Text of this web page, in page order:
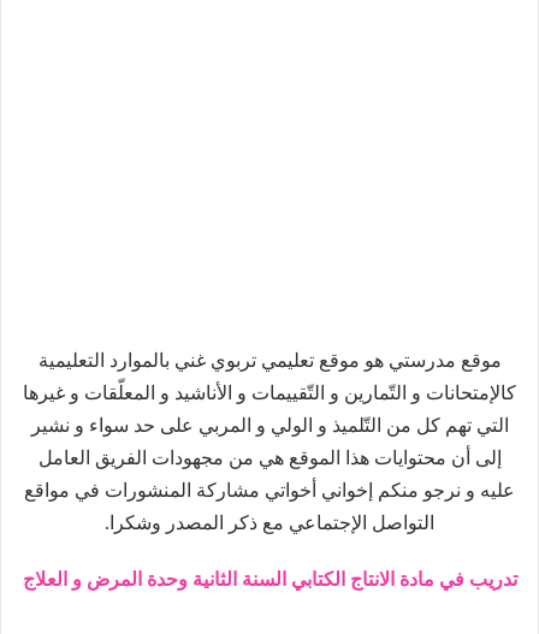
موقع مدرستي هو موقع تعليمي تربوي غني بالموارد التعليمية
كالإمتحانات و التّمارين و التّقييمات و الأناشيد و المعلّقات و غيرها
التي تهم كل من التّلميذ و الولي و المربي على حد سواء و نشير
إلى أن محتوايات هذا الموقع هي من مجهودات الفريق العامل
عليه و نرجو منكم إخواني أخواتي مشاركة المنشورات في مواقع
التواصل الإجتماعي مع ذكر المصدر وشكرا.
تدريب في مادة الانتاج الكتابي السنة الثانية وحدة المرض و العلاج